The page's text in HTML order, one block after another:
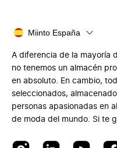
Miinto España
A diferencia de la mayoría
no tenemos un almacén
en absoluto. En cambio,
seleccionados,
personas apasionadas en
de moda del mundo. Si te